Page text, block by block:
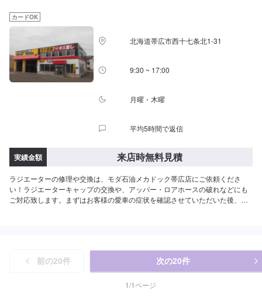
カードOK
北海道帯広市西十七条北1-31
9:30 ~ 17:00
月曜・木曜
平均5時間で返信
実績金額 来店時無料見積
ラジエーターの修理や交換は、モダ石油メカドック帯広店にご依頼くださ
い！ラジエーターキャップの交換や、アッパー・ロアホースの破れなどにも
ご対応致します。まずはお客様の愛車の症状を確認させていただいた後、お
前の20件 次の20件
1/1ページ